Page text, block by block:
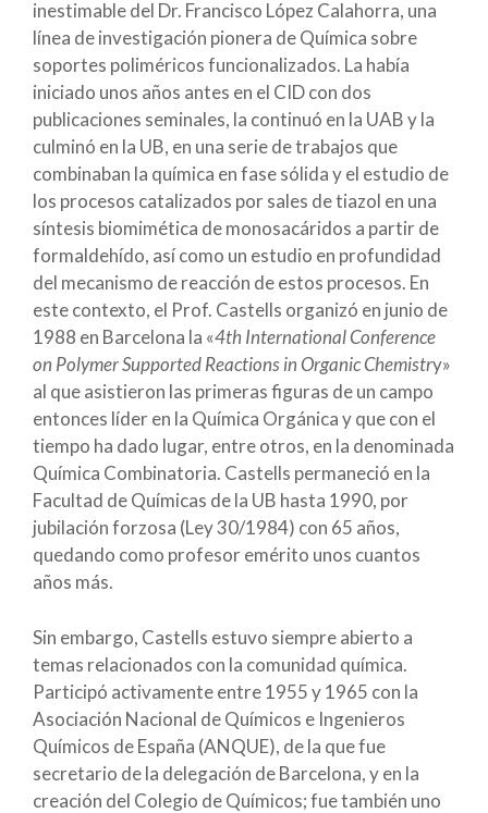
inestimable del Dr. Francisco López Calahorra, una
línea de investigación pionera de Química sobre
soportes poliméricos funcionalizados. La había
iniciado unos años antes en el CID con dos
publicaciones seminales, la continuó en la UAB y la
culminó en la UB, en una serie de trabajos que
combinaban la química en fase sólida y el estudio de
los procesos catalizados por sales de tiazol en una
síntesis biomimética de monosacáridos a partir de
formaldehído, así como un estudio en profundidad
del mecanismo de reacción de estos procesos. En
este contexto, el Prof. Castells organizó en junio de
1988 en Barcelona la «4th International Conference
on Polymer Supported Reactions in Organic Chemistry»
al que asistieron las primeras figuras de un campo
entonces líder en la Química Orgánica y que con el
tiempo ha dado lugar, entre otros, en la denominada
Química Combinatoria. Castells permaneció en la
Facultad de Químicas de la UB hasta 1990, por
jubilación forzosa (Ley 30/1984) con 65 años,
quedando como profesor emérito unos cuantos
años más.
Sin embargo, Castells estuvo siempre abierto a
temas relacionados con la comunidad química.
Participó activamente entre 1955 y 1965 con la
Asociación Nacional de Químicos e Ingenieros
Químicos de España (ANQUE), de la que fue
secretario de la delegación de Barcelona, y en la
creación del Colegio de Químicos; fue también uno